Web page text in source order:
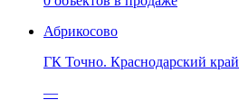
Абрикосово
ГК Точно. Краснодарский край
—